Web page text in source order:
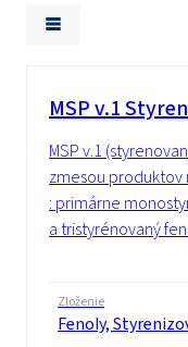
MSP v.1
MSP v.1
zmesou produktov
: primárne
a tristyrénovaný
Zloženie
Fenoly,